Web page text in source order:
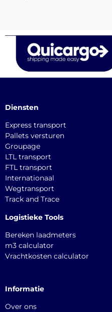
Diensten
Express transport
Pallets versturen
Groupage
LTL transport
FTL transport
Internationaal
Wegtransport
Track and Trace
Logistieke Tools
Bereken laadmeters
m3 calculator
Vrachtkosten calculator
Informatie
Over ons